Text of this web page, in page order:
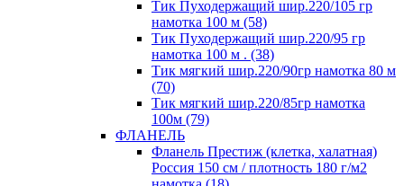
Тик Пуходержащий шир.220/105 гр
намотка 100 м (58)
Тик Пуходержащий шир.220/95 гр
намотка 100 м . (38)
Тик мягкий шир.220/90гр намотка 80 м
(70)
Тик мягкий шир.220/85гр намотка
100м (79)
ФЛАНЕЛЬ
Фланель Престиж (клетка, халатная)
Россия 150 см / плотность 180 г/м2